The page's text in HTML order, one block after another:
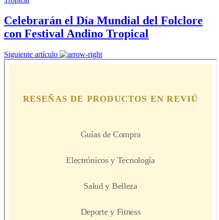
Celebrarán el Día Mundial del Folclore
con Festival Andino Tropical
Siguiente artículo